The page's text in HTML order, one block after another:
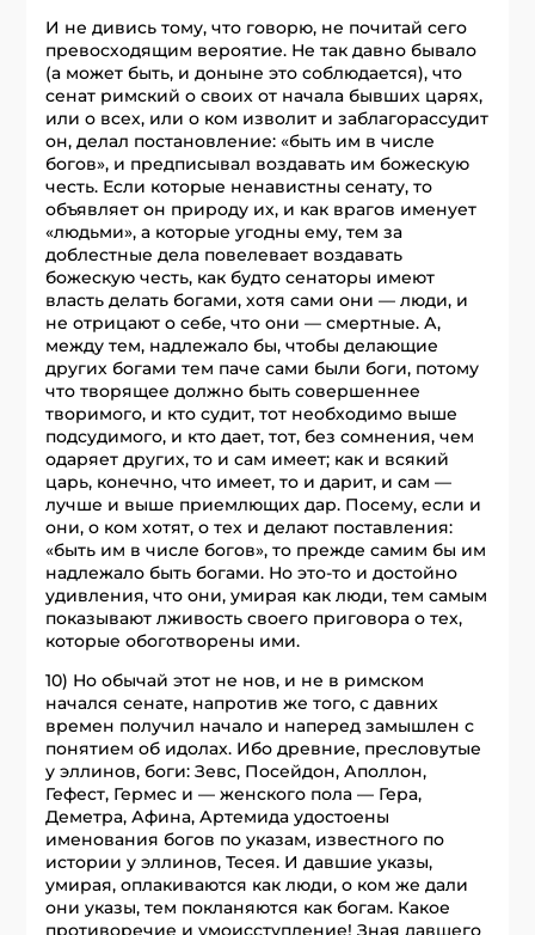
И не дивись тому, что говорю, не почитай сего
превосходящим вероятие. Не так давно бывало
(а может быть, и доныне это соблюдается), что
сенат римский о своих от начала бывших царях,
или о всех, или о ком изволит и заблагорассудит
он, делал постановление: «быть им в числе
богов», и предписывал воздавать им божескую
честь. Если которые ненавистны сенату, то
объявляет он природу их, и как врагов именует
«людьми», а которые угодны ему, тем за
доблестные дела повелевает воздавать
божескую честь, как будто сенаторы имеют
власть делать богами, хотя сами они — люди, и
не отрицают о себе, что они — смертные. А,
между тем, надлежало бы, чтобы делающие
других богами тем паче сами были боги, потому
что творящее должно быть совершеннее
творимого, и кто судит, тот необходимо выше
подсудимого, и кто дает, тот, без сомнения, чем
одаряет других, то и сам имеет; как и всякий
царь, конечно, что имеет, то и дарит, и сам —
лучше и выше приемлющих дар. Посему, если и
они, о ком хотят, о тех и делают поставления:
«быть им в числе богов», то прежде самим бы им
надлежало быть богами. Но это-то и достойно
удивления, что они, умирая как люди, тем самым
показывают лживость своего приговора о тех,
которые обоготворены ими.
10) Но обычай этот не нов, и не в римском
начался сенате, напротив же того, с давних
времен получил начало и наперед замышлен с
понятием об идолах. Ибо древние, пресловутые
у эллинов, боги: Зевс, Посейдон, Аполлон,
Гефест, Гермес и — женского пола — Гера,
Деметра, Афина, Артемида удостоены
именования богов по указам, известного по
истории у эллинов, Тесея. И давшие указы,
умирая, оплакиваются как люди, о ком же дали
они указы, тем покланяются как богам. Какое
противоречие и умоисступление! Зная давшего